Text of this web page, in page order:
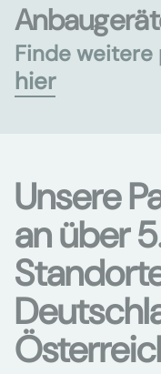
Finde weitere
hier
Unsere
an über